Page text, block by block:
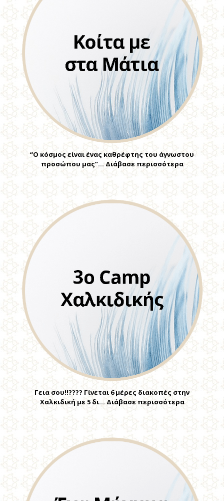
“Ο κόσμος είναι ένας καθρέφτης του άγνωστου
προσώπου μας”… Διάβασε περισσότερα
Γεια σου!!???? Γίνεται 6 μέρες διακοπές στην
Χαλκιδική με 5 δι… Διάβασε περισσότερα